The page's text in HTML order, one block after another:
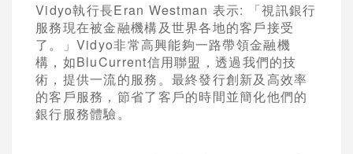
Vidyo執行長Eran Westman 表示: 「視訊銀行
服務現在被金融機構及世界各地的客戶接受
了。」Vidyo非常高興能夠一路帶領金融機
構，如BluCurrent信用聯盟，透過我們的技
術，提供一流的服務。最終發行創新及高效率
的客戶服務，節省了客戶的時間並簡化他們的
銀行服務體驗。